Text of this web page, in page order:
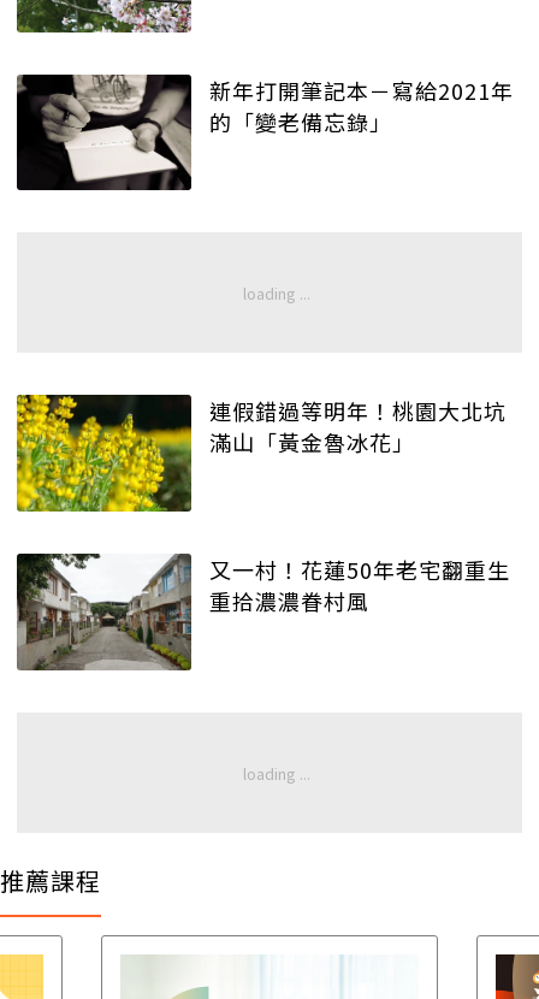
新年打開筆記本－寫給2021年
的「變老備忘錄」
連假錯過等明年！桃園大北坑
滿山「黃金魯冰花」
又一村！花蓮50年老宅翻重生
重拾濃濃眷村風
推薦課程